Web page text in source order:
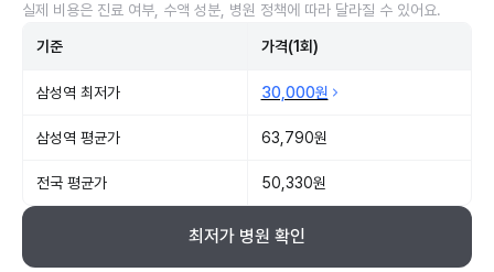
실제 비용은 진료 여부, 수액 성분, 병원 정책에 따라 달라질 수 있어요.
기준 가격(1회)
삼성역 최저가 30,000원
삼성역 평균가 63,790원
전국 평균가 50,330원
최저가 병원 확인